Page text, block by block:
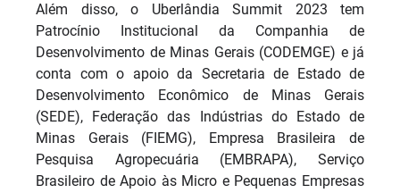
Além disso, o Uberlândia Summit 2023 tem
Patrocínio Institucional da Companhia de
Desenvolvimento de Minas Gerais (CODEMGE) e já
conta com o apoio da Secretaria de Estado de
Desenvolvimento Econômico de Minas Gerais
(SEDE), Federação das Indústrias do Estado de
Minas Gerais (FIEMG), Empresa Brasileira de
Pesquisa Agropecuária (EMBRAPA), Serviço
Brasileiro de Apoio às Micro e Pequenas Empresas